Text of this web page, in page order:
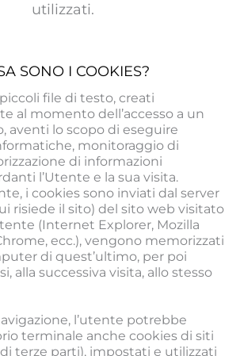
utilizzati.
SONO I COOKIES?
piccoli file di testo, creati
al momento dell’accesso a un
aventi lo scopo di eseguire
monitoraggio di
di informazioni
l’Utente e la sua visita.
i cookies sono inviati dal server
risiede il sito) del sito web visitato
(Internet Explorer, Mozilla
ecc.), vengono memorizzati
di quest’ultimo, per poi
alla successiva visita, allo stesso
l’utente potrebbe
terminale anche cookies di siti
terze parti), impostati e utilizzati